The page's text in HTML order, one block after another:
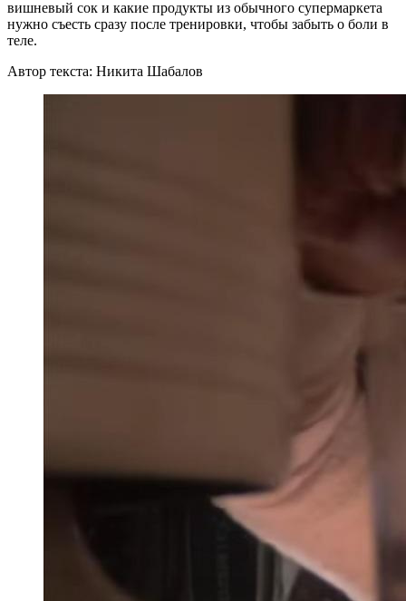
вишневый сок и какие продукты из обычного супермаркета
нужно съесть сразу после тренировки, чтобы забыть о боли в
теле.
Автор текста: Никита Шабалов